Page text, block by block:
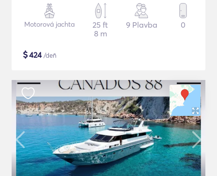
Motorová jachta
25 ft
8 m
9 Plavba 0
$424/deň